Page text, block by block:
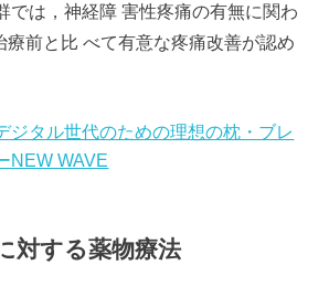
では，神経障 害性疼痛の有無に関わ
療前と比 べて有意な疼痛改善が認め
ジタル世代のための理想の枕・ブレ
NEW WAVE
対する薬物療法